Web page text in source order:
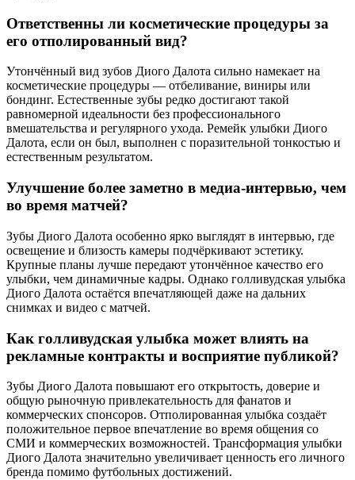
Ответственны ли косметические процедуры за
его отполированный вид?
Утончённый вид зубов Диого Далота сильно намекает на
косметические процедуры — отбеливание, виниры или
бондинг. Естественные зубы редко достигают такой
равномерной идеальности без профессионального
вмешательства и регулярного ухода. Ремейк улыбки Диого
Далота, если он был, выполнен с поразительной тонкостью и
естественным результатом.
Улучшение более заметно в медиа-интервью, чем
во время матчей?
Зубы Диого Далота особенно ярко выглядят в интервью, где
освещение и близость камеры подчёркивают эстетику.
Крупные планы лучше передают утончённое качество его
улыбки, чем динамичные кадры. Однако голливудская улыбка
Диого Далота остаётся впечатляющей даже на дальних
снимках и видео с матчей.
Как голливудская улыбка может влиять на
рекламные контракты и восприятие публикой?
Зубы Диого Далота повышают его открытость, доверие и
общую рыночную привлекательность для фанатов и
коммерческих спонсоров. Отполированная улыбка создаёт
положительное первое впечатление во время общения со
СМИ и коммерческих возможностей. Трансформация улыбки
Диого Далота значительно увеличивает ценность его личного
бренда помимо футбольных достижений.